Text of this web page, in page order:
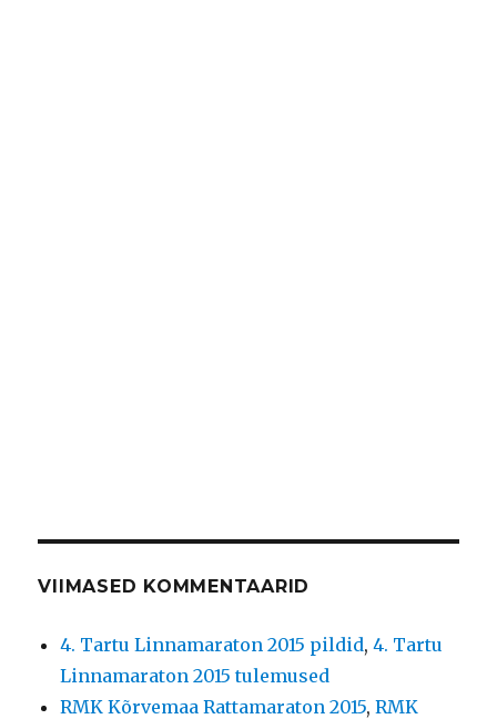
VIIMASED KOMMENTAARID
4. Tartu Linnamaraton 2015 pildid,4. Tartu
Linnamaraton 2015 tulemused
RMK Kõrvemaa Rattamaraton 2015,RMK